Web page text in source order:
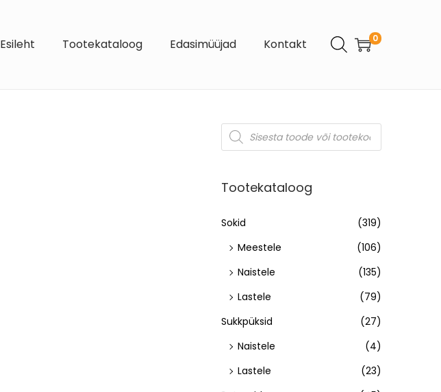
Esileht Tootekataloog Edasimüüjad Kontakt 0
Tootekataloog
Sokid
(319)
Meestele
(106)
Naistele
(135)
Lastele
(79)
Sukkpüksid
(27)
Naistele
(4)
Lastele
(23)